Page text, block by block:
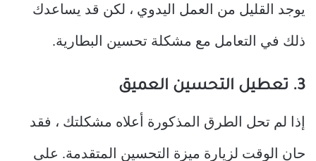
يوجد القليل من العمل اليدوي ، لكن قد يساعدك
ذلك في التعامل مع مشكلة تحسين البطارية.
3. تعطيل التحسين العميق
إذا لم تحل الطرق المذكورة أعلاه مشكلتك ، فقد
حان الوقت لزيارة ميزة التحسين المتقدمة. على